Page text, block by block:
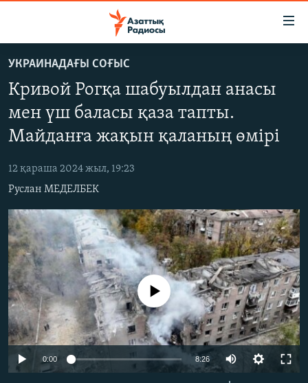
to
main
content
to
Navigation
Skip
to
Search
ЖАҢАЛЫҚТАР
САЯСАТ
AZATTYQTV
ҚАҢТАР ОҚИҒАСЫ
АДАМ ҚҰҚЫҚТАРЫ
ӘЛЕУМЕТ
ӘЛЕМ
АРНАЙЫ ЖОБАЛАР
Русский
ЖАЗЫЛЫҢЫЗ
УКРАИНАДАҒЫ СОҒЫС
Кривой Рогқа шабуылдан анасы
мен үш баласы қаза тапты.
Майданға жақын қаланың өмірі
12 қараша 2024 жыл, 19:23
Руслан МЕДЕЛБЕК
No media source currently available
0:00 8:26